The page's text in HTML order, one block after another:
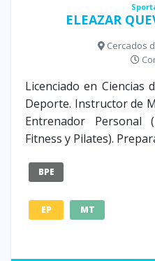
ELEAZAR
Cercados
Licenciado en Ciencias
Deporte. Instructor de
Entrenador Personal
Fitness y Pilates).
BPE
EP MT